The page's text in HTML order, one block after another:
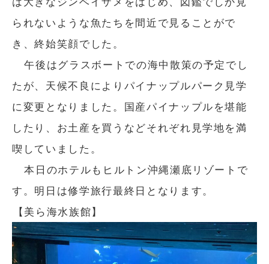
られないような魚たちを間近で見ることがで
き、終始笑顔でした。
午後はグラスボートでの海中散策の予定でし
たが、天候不良によりパイナップルパーク見学
に変更となりました。国産パイナップルを堪能
したり、お土産を買うなどそれぞれ見学地を満
喫していました。
本日のホテルもヒルトン沖縄瀬底リゾートで
す。明日は修学旅行最終日となります。
【美ら海水族館】